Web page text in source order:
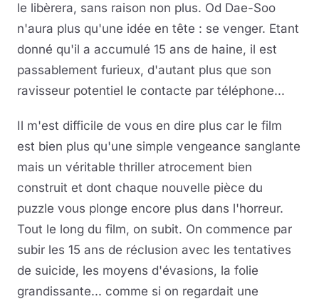
le libèrera, sans raison non plus. Od Dae-Soo
n'aura plus qu'une idée en tête : se venger. Etant
donné qu'il a accumulé 15 ans de haine, il est
passablement furieux, d'autant plus que son
ravisseur potentiel le contacte par téléphone...
Il m'est difficile de vous en dire plus car le film
est bien plus qu'une simple vengeance sanglante
mais un véritable thriller atrocement bien
construit et dont chaque nouvelle pièce du
puzzle vous plonge encore plus dans l'horreur.
Tout le long du film, on subit. On commence par
subir les 15 ans de réclusion avec les tentatives
de suicide, les moyens d'évasions, la folie
grandissante... comme si on regardait une